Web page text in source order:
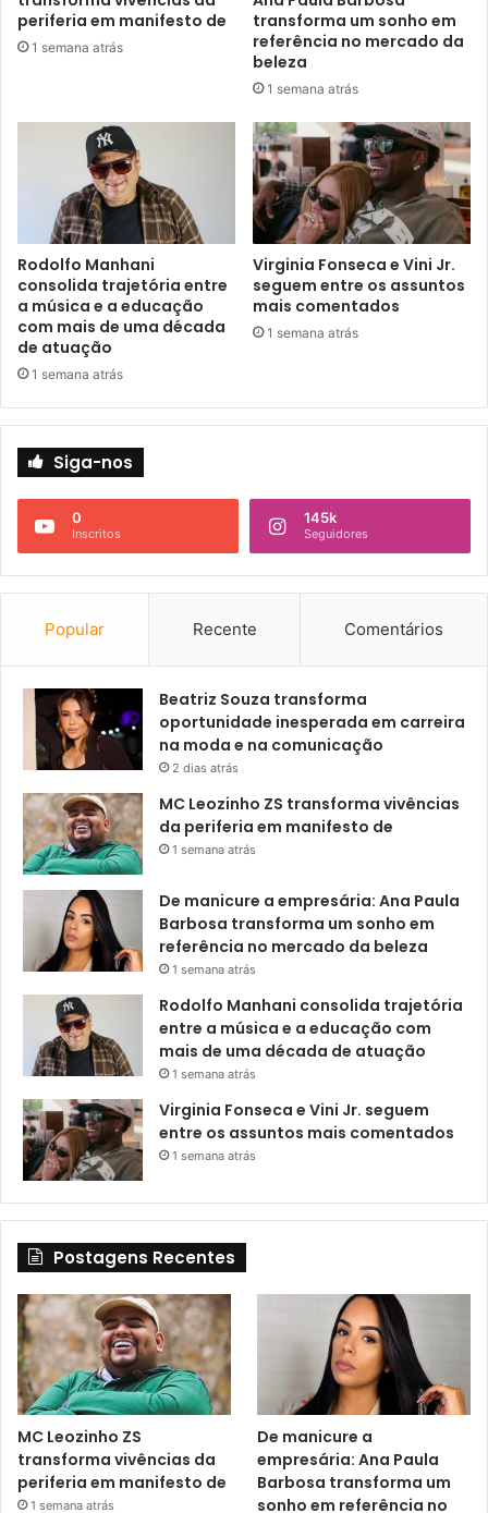
periferia em manifesto de
1 semana atrás
transforma um sonho em
referência no mercado da
beleza
1 semana atrás
Rodolfo Manhani
consolida trajetória entre
a música e a educação
com mais de uma década
de atuação
1 semana atrás
Virginia Fonseca e Vini Jr.
seguem entre os assuntos
mais comentados
1 semana atrás
Siga-nos
0
Inscritos
145k
Seguidores
Popular Recente Comentários
Beatriz Souza transforma
oportunidade inesperada em carreira
na moda e na comunicação
2 dias atrás
MC Leozinho ZS transforma vivências
da periferia em manifesto de
1 semana atrás
De manicure a empresária: Ana Paula
Barbosa transforma um sonho em
referência no mercado da beleza
1 semana atrás
Rodolfo Manhani consolida trajetória
entre a música e a educação com
mais de uma década de atuação
1 semana atrás
Virginia Fonseca e Vini Jr. seguem
entre os assuntos mais comentados
1 semana atrás
Postagens Recentes
MC Leozinho ZS
transforma vivências da
periferia em manifesto de
1 semana atrás
De manicure a
empresária: Ana Paula
Barbosa transforma um
sonho em referência no